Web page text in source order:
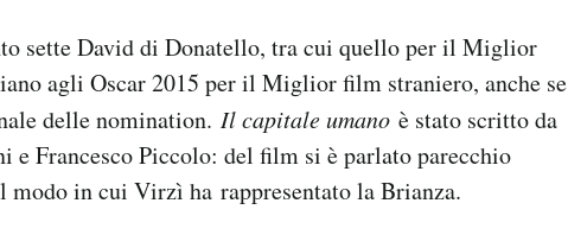
sette David di Donatello, tra cui quello per il Miglior
agli Oscar 2015 per il Miglior film straniero, anche se
delle nomination. Il capitale umano è stato scritto da
e Francesco Piccolo: del film si è parlato parecchio
modo in cui Virzì ha rappresentato la Brianza.